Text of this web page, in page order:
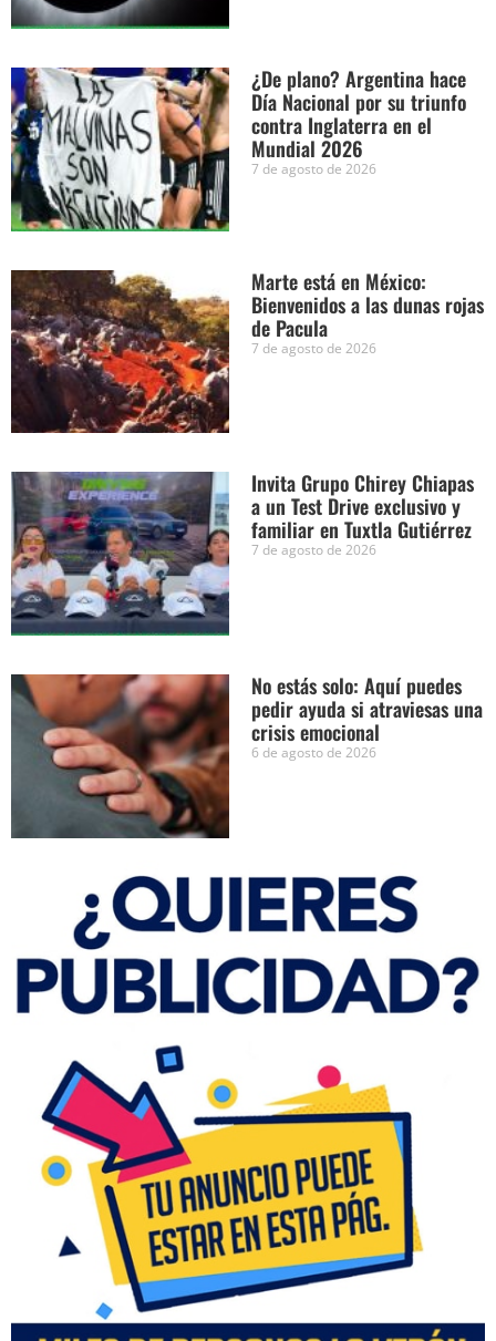
¿De plano? Argentina hace
Día Nacional por su triunfo
contra Inglaterra en el
Mundial 2026
7 de agosto de 2026
Marte está en México:
Bienvenidos a las dunas rojas
de Pacula
7 de agosto de 2026
Invita Grupo Chirey Chiapas
a un Test Drive exclusivo y
familiar en Tuxtla Gutiérrez
7 de agosto de 2026
No estás solo: Aquí puedes
pedir ayuda si atraviesas una
crisis emocional
6 de agosto de 2026